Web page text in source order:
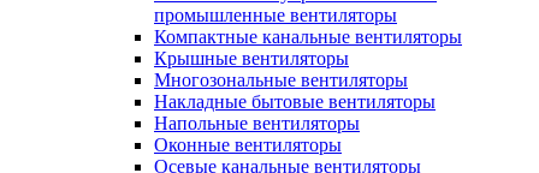
промышленные вентиляторы
Компактные канальные вентиляторы
Крышные вентиляторы
Многозональные вентиляторы
Накладные бытовые вентиляторы
Напольные вентиляторы
Оконные вентиляторы
Осевые канальные вентиляторы